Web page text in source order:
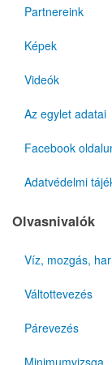
Partnereink
Képek
Videók
Az egylet adatai
Facebook
Adatvédelmi
Olvasnivalók
Víz, mozgás,
Váltottevezés
Párevezés
Minimumvizsga